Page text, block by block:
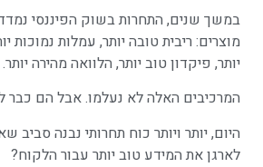
במשך שנים, התחרות בשוק הפיננסי
מוצרים: ריבית טובה יותר, עמלות נמוכות
יותר, פיקדון טוב יותר, הלוואה מהירה יותר.
המרכיבים האלה לא נעלמו. אבל הם כבר
היום, יותר ויותר כוח תחרותי נבנה סביב
לארגן את המידע טוב יותר עבור הלקוח?